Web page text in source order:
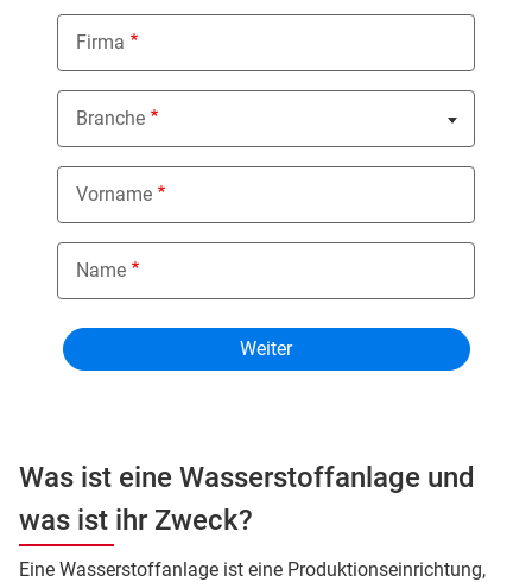
Was ist eine Wasserstoffanlage und
was ist ihr Zweck?
Eine Wasserstoffanlage ist eine Produktionseinrichtung,
Firma
Branche
Nothing selected
Vorname
Name